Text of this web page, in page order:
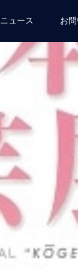
ニュース お